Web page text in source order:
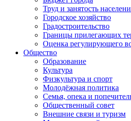
Труд и занятость
Городское хозяйство
Градостроительство
Границы прилегающих
Оценка регулирующего
Общество
Образование
Культура
Физкультура и спорт
Молодёжная политика
Семья, опека и
Общественный совет
Внешние связи и туризм